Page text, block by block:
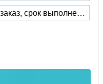
Двусторонний 90x135 см (на заказ, срок выполнения 5 рабочих дней)